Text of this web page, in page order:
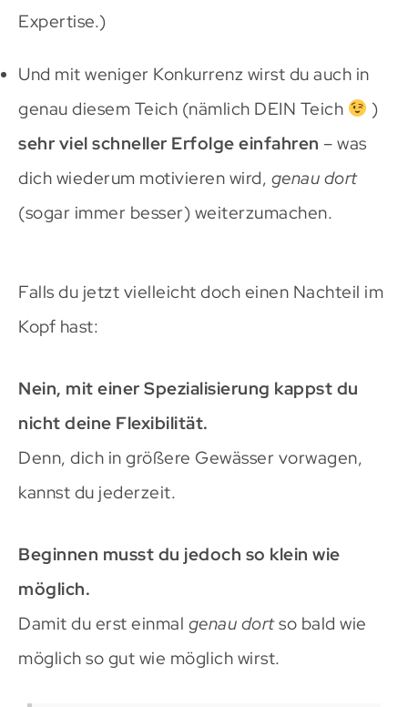
Expertise.)
Und mit weniger Konkurrenz wirst du auch in
genau diesem Teich (nämlich DEIN Teich
)
sehr viel schneller Erfolge einfahren – was
dich wiederum motivieren wird, genau dort
(sogar immer besser) weiterzumachen.
Falls du jetzt vielleicht doch einen Nachteil im
Kopf hast:
Nein, mit einer Spezialisierung kappst du
nicht deine Flexibilität.
Denn, dich in größere Gewässer vorwagen,
kannst du jederzeit.
Beginnen musst du jedoch so klein wie
möglich.
Damit du erst einmal genau dortso bald wie
möglich so gut wie möglich wirst.